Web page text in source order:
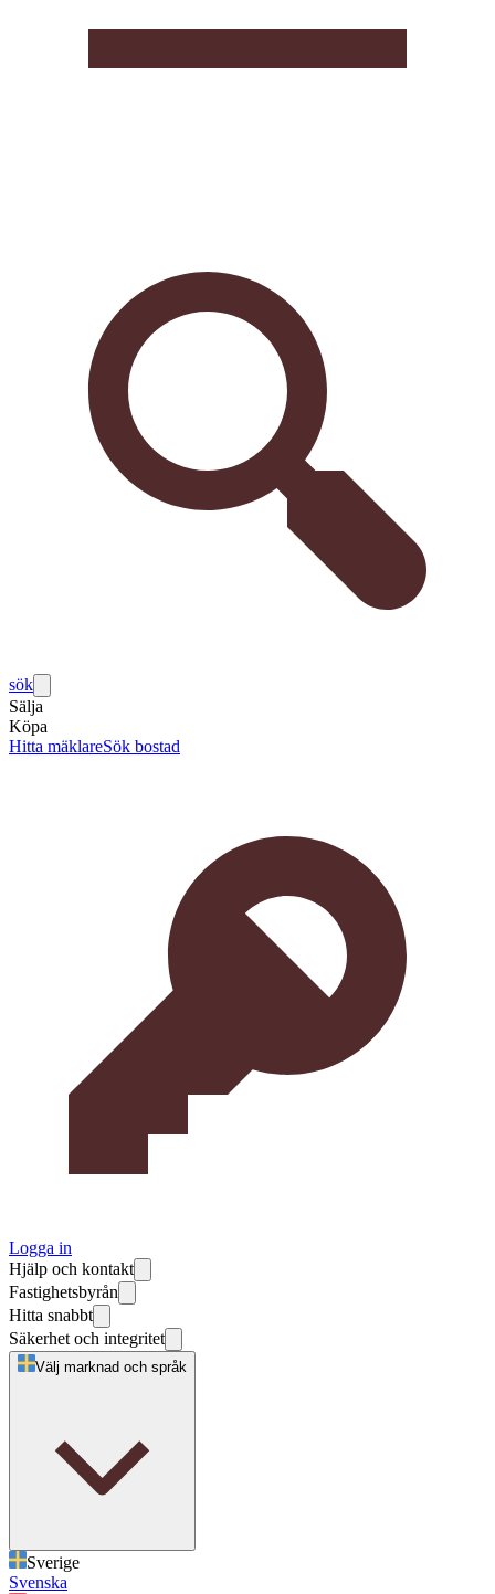
sök
Sälja
Köpa
Hitta mäklareSök bostad
Logga in
Hjälp och kontakt
Fastighetsbyrån
Hitta snabbt
Säkerhet och integritet
Välj marknad och språk
Sverige
Svenska